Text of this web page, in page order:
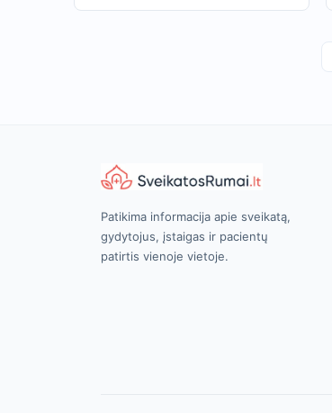
Patikima informacija apie sveikatą,
gydytojus, įstaigas ir pacientų
patirtis vienoje vietoje.